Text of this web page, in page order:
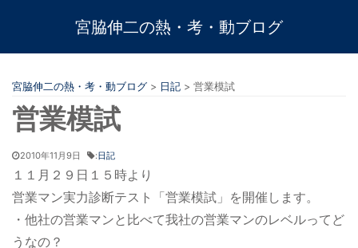
宮脇伸二の熱・考・動ブログ
宮脇伸二の熱・考・動ブログ > 日記 > 営業模試
営業模試
2010年11月9日 :日記
１１月２９日１５時より
営業マン実力診断テスト「営業模試」を開催します。
・他社の営業マンと比べて我社の営業マンのレベルってど
うなの？